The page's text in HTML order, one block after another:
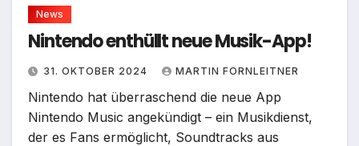
News
Nintendo enthüllt neue Musik-App!
31. OKTOBER 2024 MARTIN FORNLEITNER
Nintendo hat überraschend die neue App
Nintendo Music angekündigt – ein Musikdienst,
der es Fans ermöglicht, Soundtracks aus